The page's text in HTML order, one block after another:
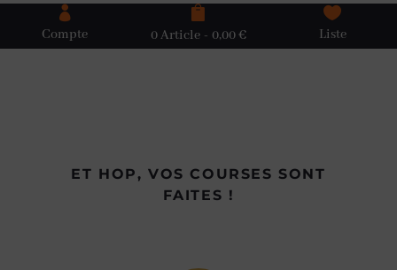

Compte

0 Article 0,00 €

Liste
ET HOP, VOS COURSES SONT
FAITES !